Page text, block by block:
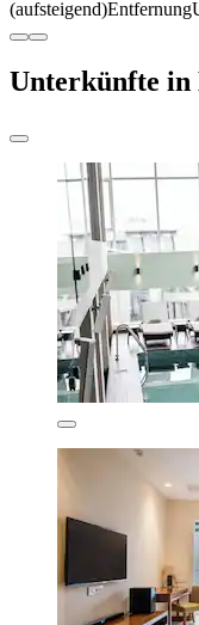
(aufsteigend)Entfernung
Unterkünfte in